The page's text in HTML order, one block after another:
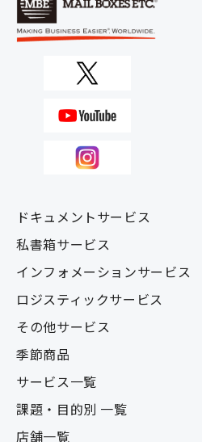
ドキュメントサービス
私書箱サービス
インフォメーションサービス
ロジスティックサービス
その他サービス
季節商品
サービス一覧
課題・目的別 一覧
店舗一覧